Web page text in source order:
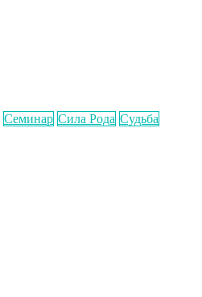
Семинар Сила Рода Судьба